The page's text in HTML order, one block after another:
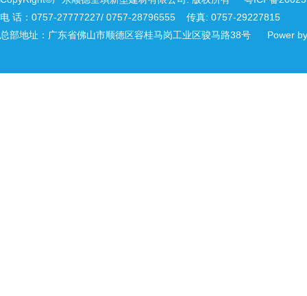
电 话：0757-27777227/ 0757-28796555 传真: 0757-29227815
总部地址：广东省佛山市顺德区容桂马岗工业区骏马路38号 Power